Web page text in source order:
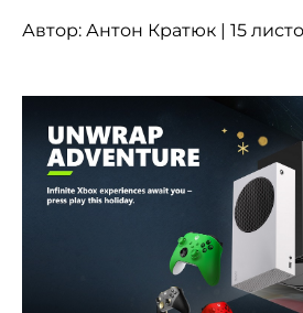
Автор: Антон Кратюк | 15